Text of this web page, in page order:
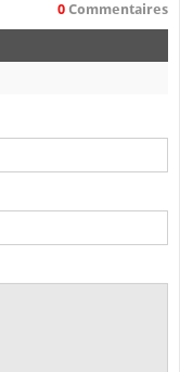
0 Commentaires